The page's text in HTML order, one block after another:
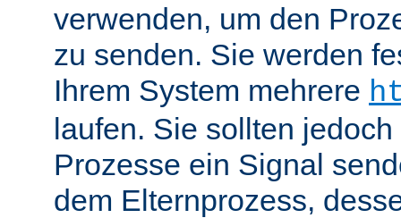
verwenden, um den
zu senden. Sie werden
Ihrem System mehrere
laufen. Sie sollten
Prozesse ein Signal
dem Elternprozess,